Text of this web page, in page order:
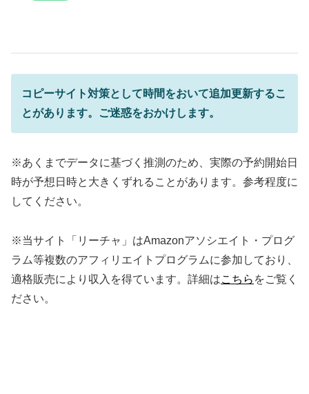
コピーサイト対策として時間をおいて追加更新するこ
とがあります。ご迷惑をおかけします。
※あくまでデータに基づく推測のため、実際の予約開始日
時が予想日時と大きくずれることがあります。参考程度に
してください。
※当サイト「リーチャ」はAmazonアソシエイト・プログ
ラム等複数のアフィリエイトプログラムに参加しており、
適格販売により収入を得ています。詳細はこちら をご覧く
ださい。